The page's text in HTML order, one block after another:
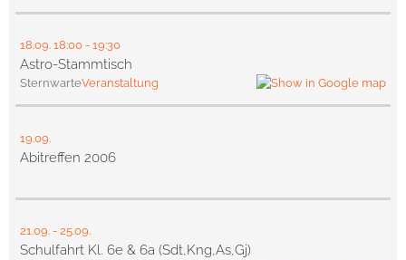
18.09. 18:00 - 19:30
Astro-Stammtisch
SternwarteVeranstaltung
19.09.
Abitreffen 2006
21.09. - 25.09.
Schulfahrt Kl. 6e & 6a (Sdt,Kng,As,Gj)